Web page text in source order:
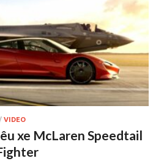
/ VIDEO
xe McLaren Speedtail